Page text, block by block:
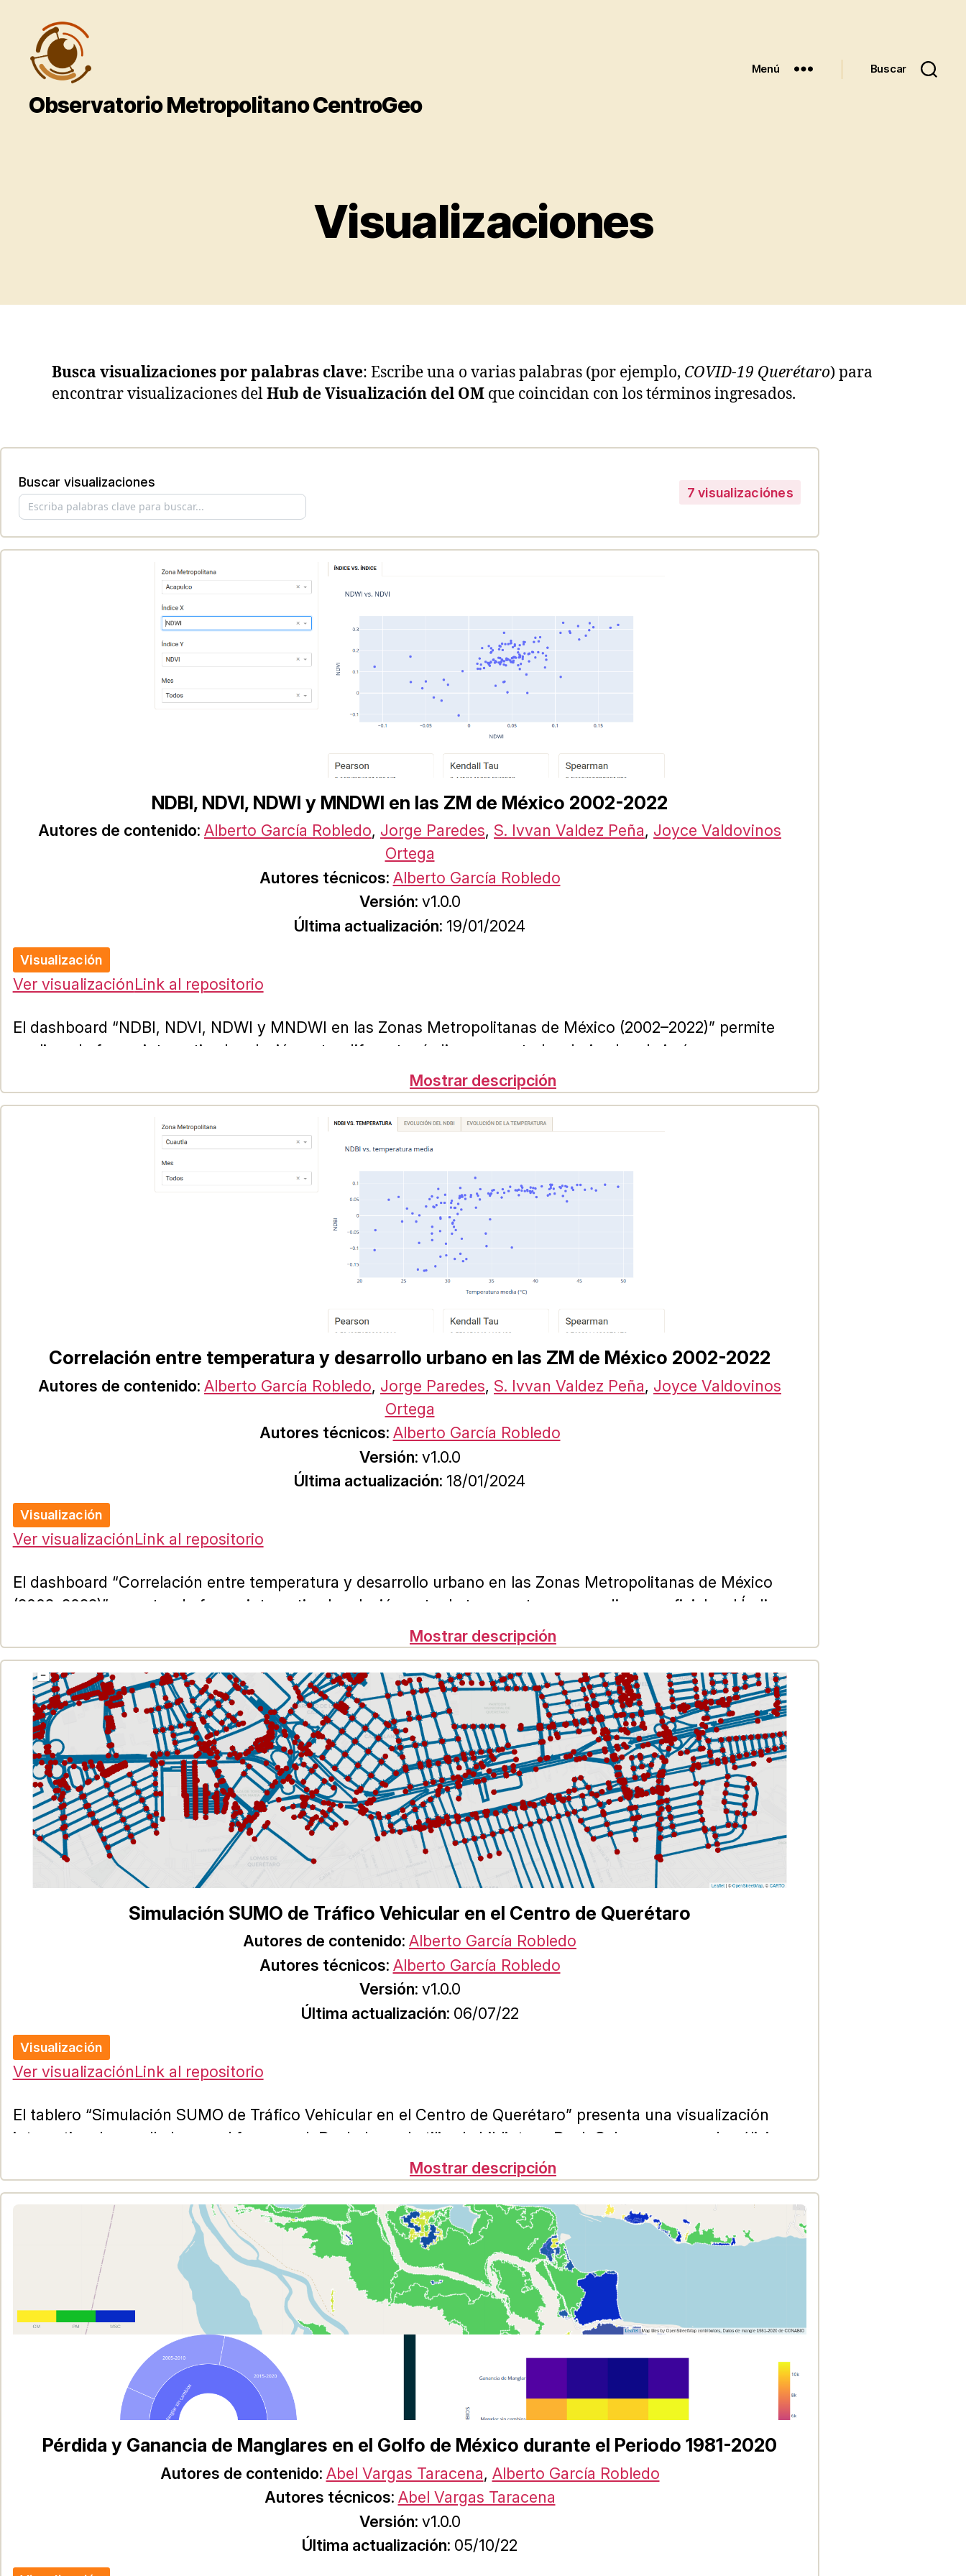
Metropolitano
Observatorio Metropolitano CentroGeo
Menú Buscar
Visualizaciones
Busca visualizaciones por palabras clave: Escribe una o varias palabras (por ejemplo, COVID-19 Querétaro) para
encontrar visualizaciones delHub de Visualización del OM que coincidan con los términos ingresados.